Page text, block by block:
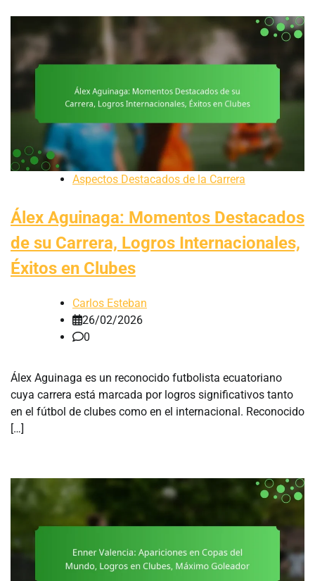
Aspectos Destacados de la Carrera
Álex Aguinaga: Momentos Destacados
de su Carrera, Logros Internacionales,
Éxitos en Clubes
Carlos Esteban
26/02/2026
0
Álex Aguinaga es un reconocido futbolista ecuatoriano
cuya carrera está marcada por logros significativos tanto
en el fútbol de clubes como en el internacional. Reconocido
[…]